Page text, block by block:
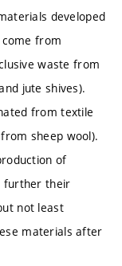
developed
from
waste from
jute shives).
from textile
sheep wool).
of
further their
not least
materials after